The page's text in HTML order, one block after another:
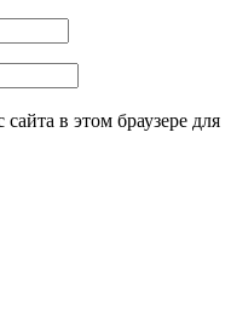
в этом браузере для